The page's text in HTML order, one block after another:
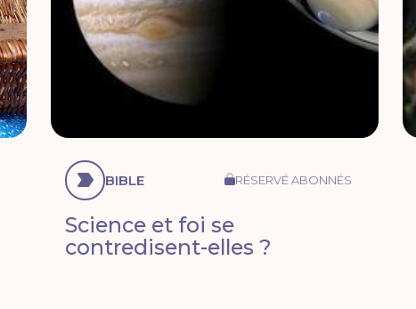
BIBLE RÉSERVÉ ABONNÉS
Science et foi se
contredisent-elles ?